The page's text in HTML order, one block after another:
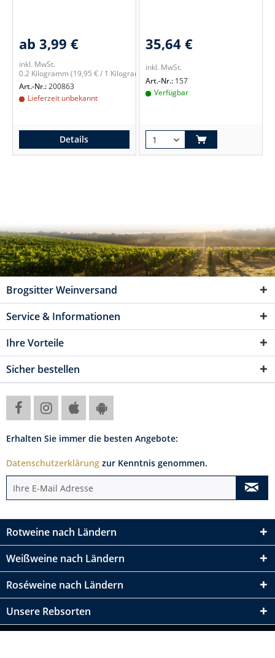
ab 3,99 €
inkl. MwSt.
0.2 Kilogramm(19,95 € / 1 Kilogramm)
Art.-Nr.:200863
Lieferzeit unbekannt
Details
35,64 €
inkl. MwSt.
Art.-Nr.: 157
Verfügbar
Brogsitter Weinversand
Service & Informationen
Ihre Vorteile
Sicher bestellen
Erhalten Sie immer die besten Angebote:
Datenschutzerklärung zur Kenntnis genommen.
Rotweine nach Ländern
Weißweine nach Ländern
Roséweine nach Ländern
Unsere Rebsorten